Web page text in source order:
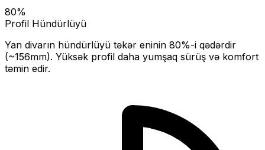
80%
Profil Hündürlüyü
Yan divarın hündürlüyü təkər eninin 80%-i qədərdir
(~156mm). Yüksək profil daha yumşaq sürüş və komfort
təmin edir.